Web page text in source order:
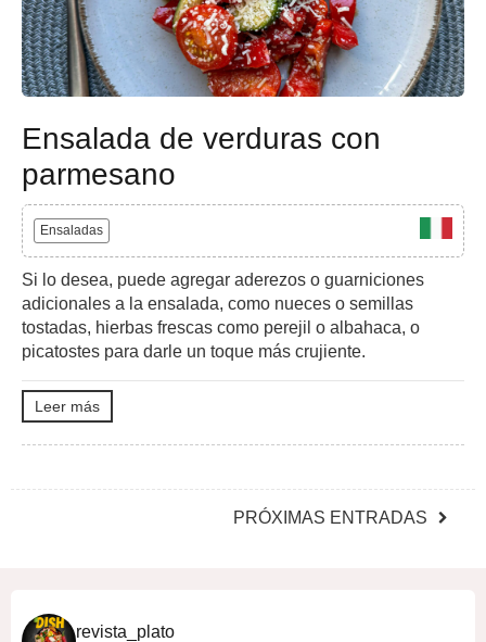
Ensalada de verduras con
parmesano
Ensaladas
Si lo desea, puede agregar aderezos o guarniciones
adicionales a la ensalada, como nueces o semillas
tostadas, hierbas frescas como perejil o albahaca, o
picatostes para darle un toque más crujiente.
Leer más
PRÓXIMAS ENTRADAS
revista_plato